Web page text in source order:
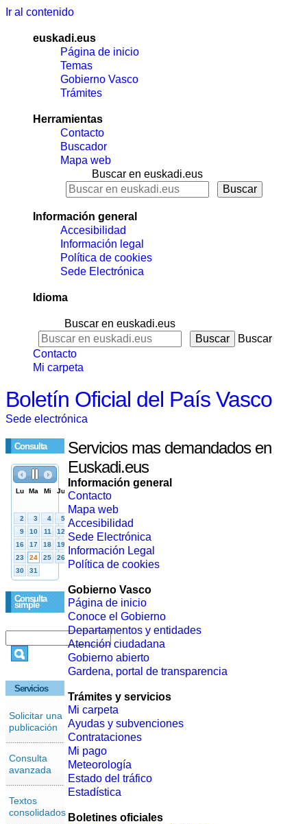
Ir al contenido
euskadi.eus
Página de inicio
Temas
Gobierno Vasco
Trámites
Herramientas
Contacto
Buscador
Mapa web
Buscar en euskadi.eus
Información general
Accesibilidad
Información legal
Política de cookies
Sede Electrónica
Idioma
Buscar en euskadi.eus
Buscar
Contacto
Mi carpeta
Boletín Oficial del País Vasco
Sede electrónica
Consulta
Consulta
simple
Servicios
Solicitar una
publicación
Consulta
avanzada
Textos
consolidados
Servicios mas demandados en
Euskadi.eus
Información general
Contacto
Mapa web
Accesibilidad
Sede Electrónica
Información Legal
Política de cookies
Gobierno Vasco
Página de inicio
Conoce el Gobierno
Departamentos y entidades
Atención ciudadana
Gobierno abierto
Gardena, portal de transparencia
Trámites y servicios
Mi carpeta
Ayudas y subvenciones
Contrataciones
Mi pago
Meteorología
Estado del tráfico
Estadística
Boletines oficiales